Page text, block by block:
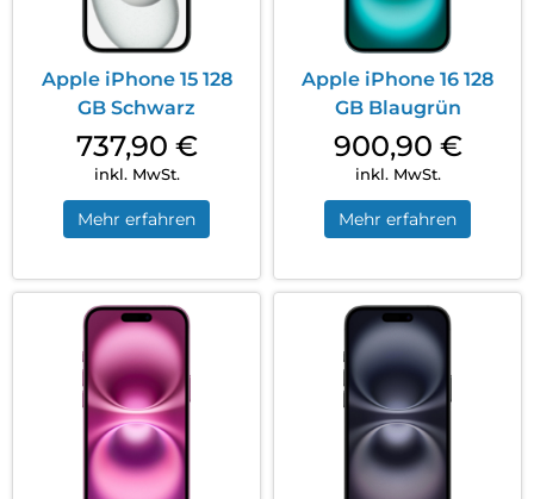
Apple iPhone 15 128
GB Schwarz
737,90 €
inkl. MwSt.
Mehr erfahren
Apple iPhone 16 128
GB Blaugrün
900,90 €
inkl. MwSt.
Mehr erfahren